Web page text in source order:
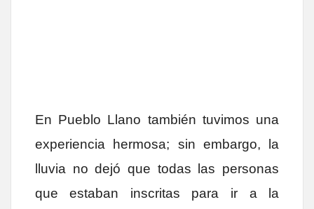
En Pueblo Llano también tuvimos una
experiencia hermosa; sin embargo, la
lluvia no dejó que todas las personas
que estaban inscritas para ir a la